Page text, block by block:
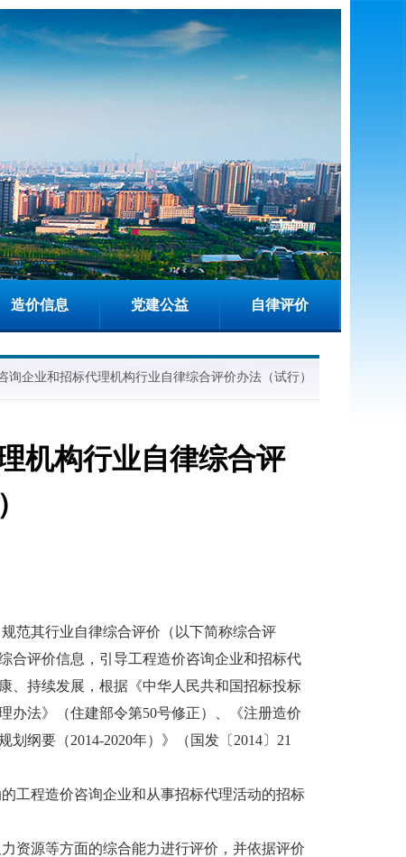
造价信息 党建公益 自律评价
询企业和招标代理机构行业自律综合评价办法（试行）
机构行业自律综合评
其行业自律综合评价（以下简称综合评
合评价信息，引导工程造价咨询企业和招标代
、持续发展，根据《中华人民共和国招标投标
办法》（住建部令第50号修正）、《注册造价
纲要（2014-2020年）》（国发〔2014〕21
程造价咨询企业和从事招标代理活动的招标
源等方面的综合能力进行评价，并依据评价